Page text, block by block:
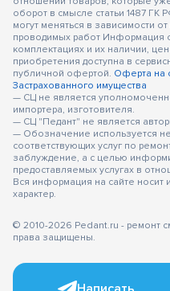
оборот в смысле статьи 1487 ГК
могут меняться в зависимости
проводимых работ Информация
комплектациях и их наличии,
приобретения доступна в
публичной офертой. Оферта на
Застрахованного имущества
— СЦ не является
импортера, изготовителя.
— СЦ "Педант" не является
— Обозначение используется
соответствующих услуг по
заблуждение, а с целью
предоставляемых услугах в
Вся информация на сайте
характер.
© 2010-2026 Pedant.ru - ремонт
права защищены.